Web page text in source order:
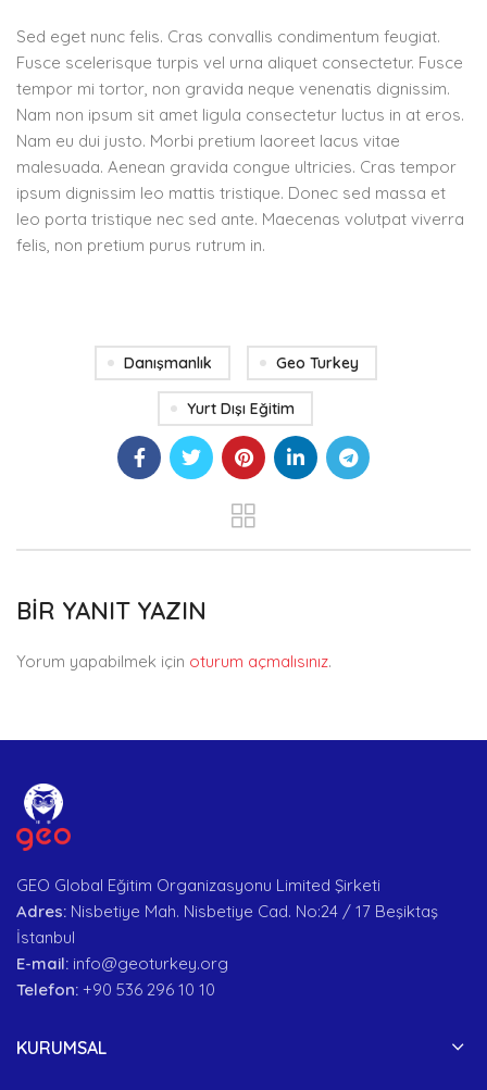
Sed eget nunc felis. Cras convallis condimentum feugiat.
Fusce scelerisque turpis vel urna aliquet consectetur. Fusce
tempor mi tortor, non gravida neque venenatis dignissim.
Nam non ipsum sit amet ligula consectetur luctus in at eros.
Nam eu dui justo. Morbi pretium laoreet lacus vitae
malesuada. Aenean gravida congue ultricies. Cras tempor
ipsum dignissim leo mattis tristique. Donec sed massa et
leo porta tristique nec sed ante. Maecenas volutpat viverra
felis, non pretium purus rutrum in.
Danışmanlık Geo Turkey
Yurt Dışı Eğitim
BIR YANIT YAZIN
Yorum yapabilmek için oturum açmalısınız.
GEO Global Eğitim Organizasyonu Limited Şirketi
Adres: Nisbetiye Mah. Nisbetiye Cad. No:24 / 17 Beşiktaş
İstanbul
E-mail: info@geoturkey.org
Telefon: +90 536 296 10 10
KURUMSAL